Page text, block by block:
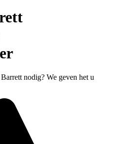
nodig? We geven het u